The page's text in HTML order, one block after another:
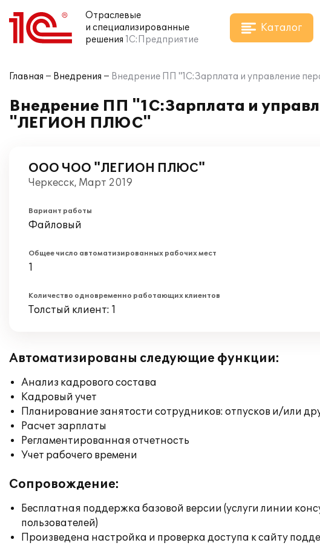
Отраслевые
и специализированные
решения 1С:Предприятие
Каталог
Главная Внедрения Внедрение ПП "1С:Зарплата и управление
Внедрение ПП "1С:Зарплата и
"ЛЕГИОН ПЛЮС"
ООО ЧОО "ЛЕГИОН ПЛЮС"
Черкесск, Март 2019
Вариант работы
Файловый
Общее число автоматизированных рабочих мест
1
Количество одновременно работающих клиентов
Толстый клиент: 1
Автоматизированы следующие функции:
Анализ кадрового состава
Кадровый учет
Планирование занятости сотрудников: отпусков и/или
Расчет зарплаты
Регламентированная отчетность
Учет рабочего времени
Сопровождение:
Бесплатная поддержка базовой версии (услуги линии
пользователей)
Произведена настройка и проверка доступа к сайту